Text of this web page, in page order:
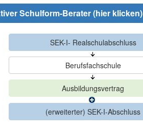
Schulform-Berater (hier klicken)